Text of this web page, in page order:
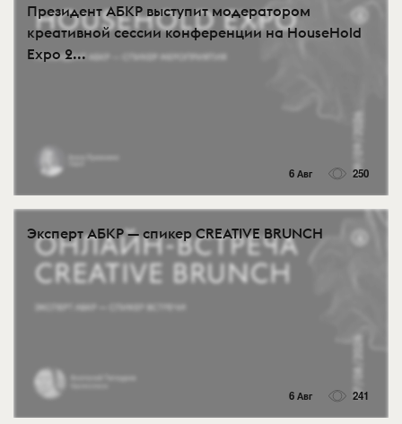
Президент АБКР выступит модератором
креативной сессии конференции на HouseHold
Expo 2...
6 Авг 250
Эксперт АБКР — спикер CREATIVE BRUNCH
6 Авг 241